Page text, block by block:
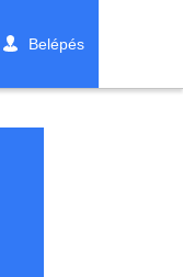
Belépés